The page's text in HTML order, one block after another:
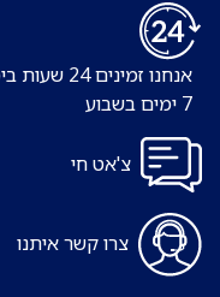
אנחנו זמינים 24 שעות ביממה,
צ'אט חי
צרו קשר איתנו